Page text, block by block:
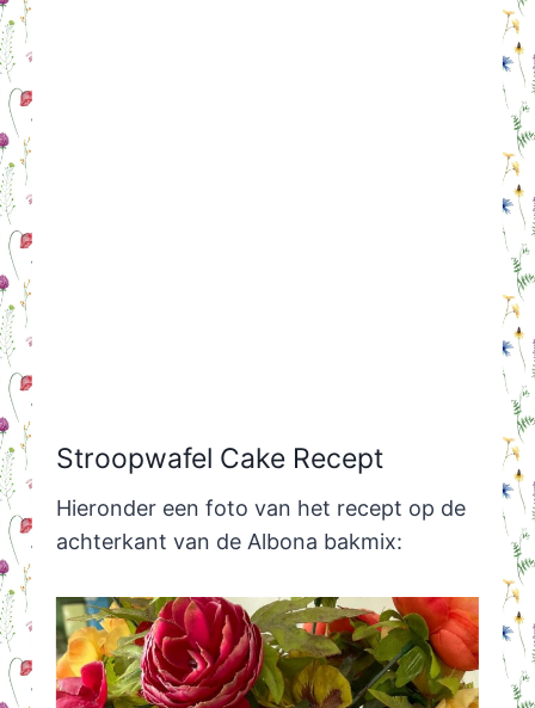
Stroopwafel Cake Recept
Hieronder een foto van het recept op de
achterkant van de Albona bakmix: